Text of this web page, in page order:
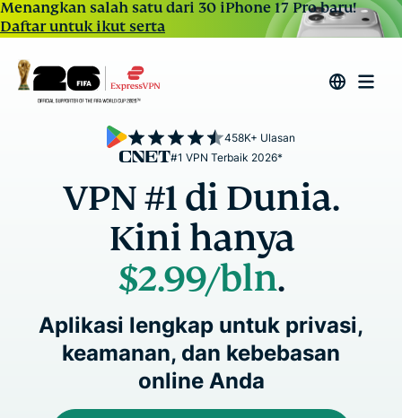
Menangkan salah satu dari 30 iPhone 17 Pro baru!
Daftar untuk ikut serta
#1 VPN Terbaik 2026*
458K+ Ulasan
VPN #1 di Dunia.
Kini hanya
$2.99/bln.
Aplikasi lengkap untuk privasi,
keamanan, dan kebebasan
online Anda